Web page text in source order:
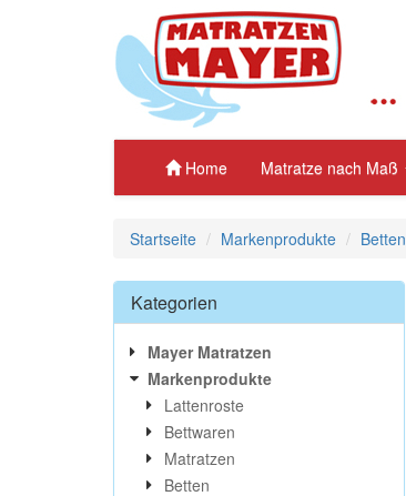
Home Matratze nach Maß
Startseite Markenprodukte Betten
Kategorien
Mayer Matratzen
Markenprodukte
Lattenroste
Bettwaren
Matratzen
Betten